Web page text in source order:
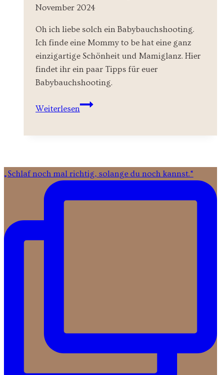
November 2024
Oh ich liebe solch ein Babybauchshooting.
Ich finde eine Mommy to be hat eine ganz
einzigartige Schönheit und Mamiglanz. Hier
findet ihr ein paar Tipps für euer
Babybauchshooting.
Weiterlesen
Babybauchshooting
„Schlaf noch mal richtig, solange du noch kannst.“